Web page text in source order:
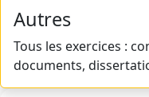
Autres
Tous les exercices :
documents,